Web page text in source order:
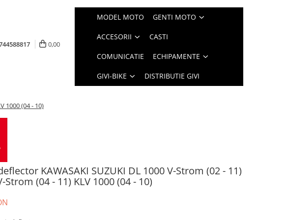
0,00
MODEL MOTO GENTI MOTO
ACCESORII CASTI
COMUNICATIE ECHIPAMENTE
GIVI-BIKE DISTRIBUTIE GIVI
1000 (04 - 10)
KAWASAKI SUZUKI DL 1000 V-Strom (02 - 11)
Strom (04 - 11) KLV 1000 (04 - 10)